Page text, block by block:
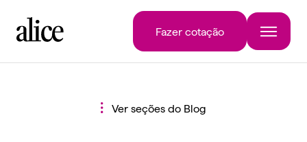
Fazer cotação
Ver seções do Blog